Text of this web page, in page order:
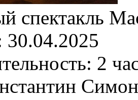
спектакль
30.04.2025
2